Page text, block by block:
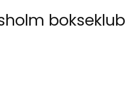
bokseklub